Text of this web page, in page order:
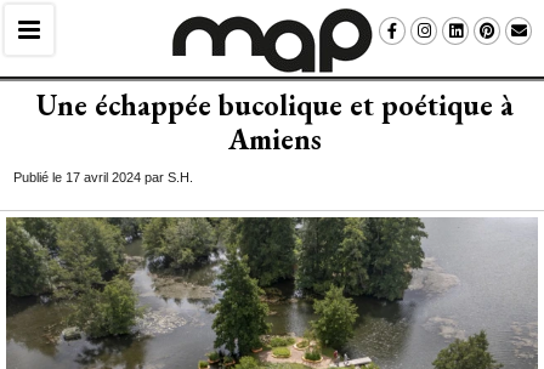
Une échappée bucolique et poétique à
Amiens
Publié le 17 avril 2024 par S.H.